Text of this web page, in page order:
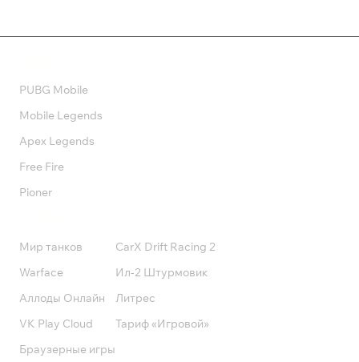
PUBG Mobile
Mobile Legends
Apex Legends
Free Fire
Pioner
Мир танков
Warface
Аллоды Онлайн
VK Play Cloud
Браузерные игры
CarX Drift Racing 2
Ил-2 Штурмовик
Литрес
Тариф «Игровой»